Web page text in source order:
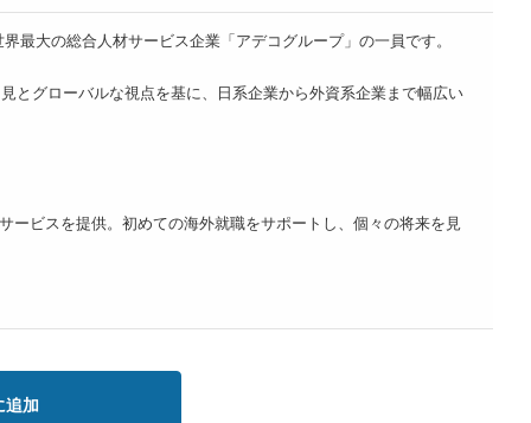
最大の総合人材サービス企業「アデコグループ」の一員です。
とグローバルな視点を基に、日系企業から外資系企業まで幅広い
ビスを提供。初めての海外就職をサポートし、個々の将来を見
追加